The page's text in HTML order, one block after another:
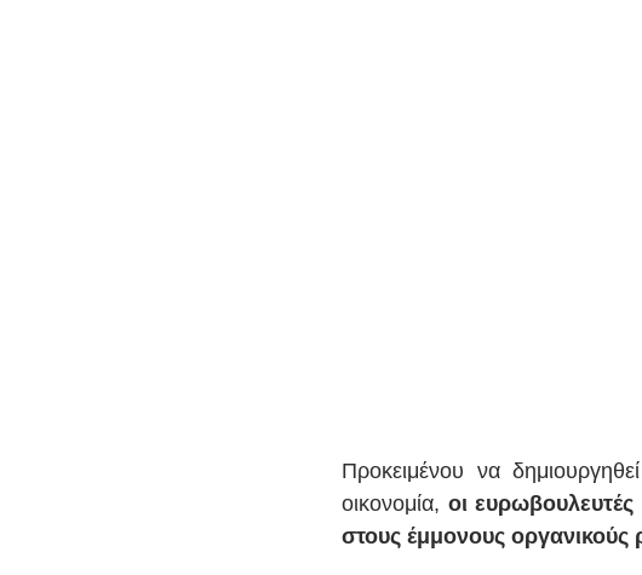
Προκειμένου να
οικονομία, οι
στους έμμονους οργανικούς